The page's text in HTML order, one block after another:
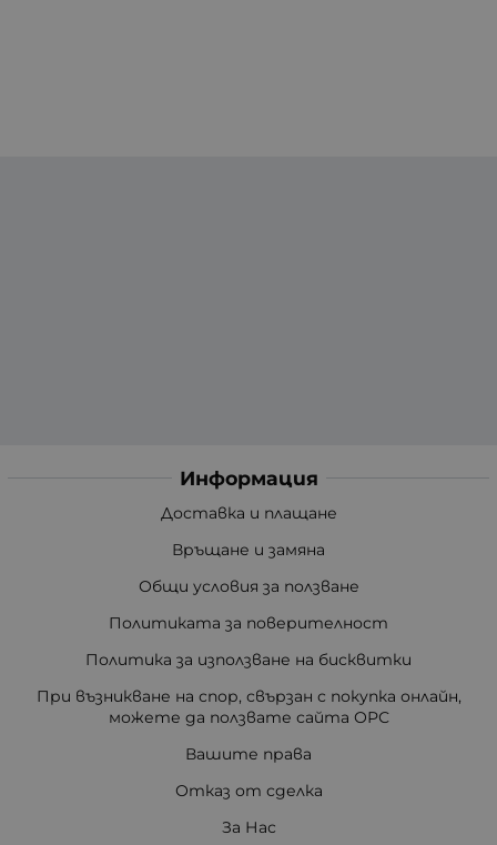
Информация
Доставка и плащане
Връщане и замяна
Общи условия за ползване
Политиката за поверителност
Политика за използване на бисквитки
При възникване на спор, свързан с покупка онлайн,
можете да ползвате сайта ОРС
Вашите права
Отказ от сделка
За Нас